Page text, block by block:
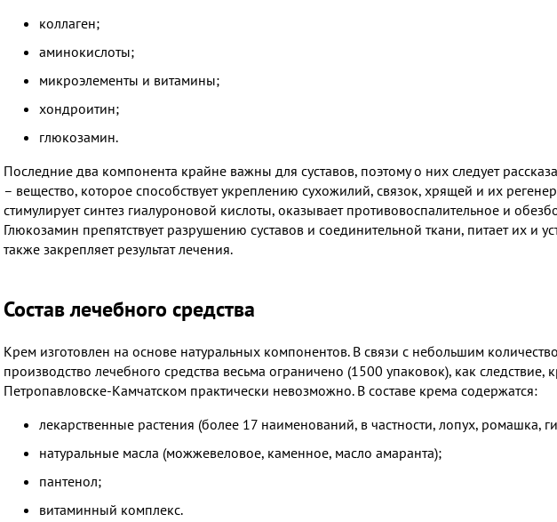
коллаген;
аминокислоты;
микроэлементы и витамины;
хондроитин;
глюкозамин.
Последние два компонента крайне важны для суставов, поэтому о них следует
– вещество, которое способствует укреплению сухожилий, связок, хрящей и их
стимулирует синтез гиалуроновой кислоты, оказывает противовоспалительное и
Глюкозамин препятствует разрушению суставов и соединительной ткани, питает их и
также закрепляет результат лечения.
Состав лечебного средства
Крем изготовлен на основе натуральных компонентов. В связи с небольшим
производство лечебного средства весьма ограничено (1500 упаковок), как следствие,
Петропавловске-Камчатском практически невозможно. В составе крема содержатся:
лекарственные растения (более 17 наименований, в частности, лопух, ромашка,
натуральные масла (можжевеловое, каменное, масло амаранта);
пантенол;
витаминный комплекс.